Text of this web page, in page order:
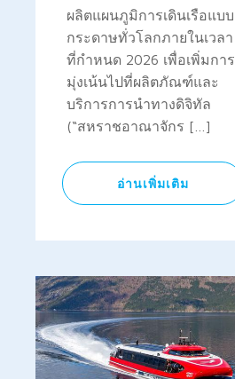
ผลิตแผนภูมิการเดินเรือแบบ
กระดาษทั่วโลกภายในเวลา
ที่กำหนด 2026 เพื่อเพิ่มการ
มุ่งเน้นไปที่ผลิตภัณฑ์และ
บริการการนำทางดิจิทัล
(“สหราชอาณาจักร […]
อ่านเพิ่มเติม